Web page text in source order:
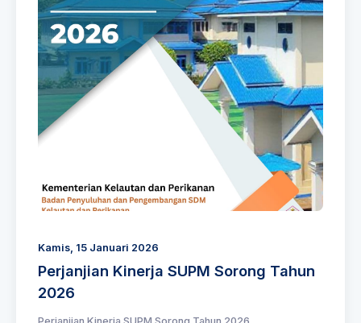
Kamis, 15 Januari 2026
Perjanjian Kinerja SUPM Sorong Tahun
2026